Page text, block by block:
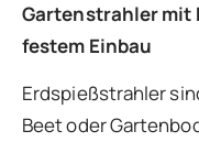
Gartenstrahler mit
festem Einbau
Erdspießstrahler
Beet oder